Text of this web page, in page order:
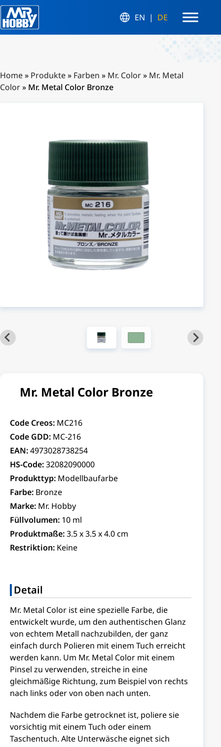
EN DE
Home» Produkte» Farben » Mr. Color» Mr. Metal
Color» Mr. Metal Color Bronze
Mr. Metal Color Bronze
Code Creos: MC216
Code GDD: MC-216
EAN:4973028738254
HS-Code:32082090000
Produkttyp: Modellbaufarbe
Farbe: Bronze
Marke: Mr. Hobby
Füllvolumen: 10 ml
Produktmaße:3.5 x 3.5 x 4.0 cm
Restriktion: Keine
Detail
Mr. Metal Color ist eine spezielle Farbe, die
entwickelt wurde, um den authentischen Glanz
von echtem Metall nachzubilden, der ganz
einfach durch Polieren mit einem Tuch erreicht
werden kann. Um Mr. Metal Color mit einem
Pinsel zu verwenden, streiche in eine
gleichmäßige Richtung, zum Beispiel von rechts
nach links oder von oben nach unten.
Nachdem die Farbe getrocknet ist, poliere sie
vorsichtig mit einem Tuch oder einem
Taschentuch. Alte Unterwäsche eignet sich